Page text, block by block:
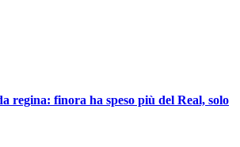
regina: finora ha speso più del Real, solo